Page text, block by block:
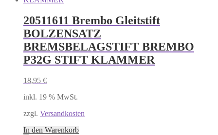
20511611 Brembo Gleitstift
BOLZENSATZ
BREMSBELAGSTIFT BREMBO
P32G STIFT KLAMMER
18,95 €
inkl. 19 % MwSt.
zzgl. Versandkosten
In den Warenkorb